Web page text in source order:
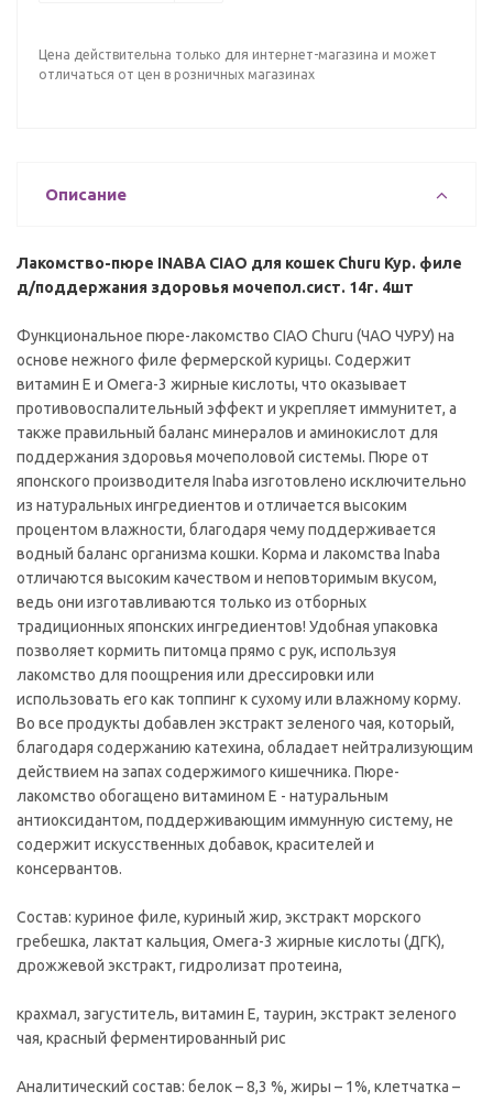
Цена действительна только для интернет-магазина и может
отличаться от цен в розничных магазинах
Описание
Лакомство-пюре INABA CIAO для кошек Churu Кур. филе
д/поддержания здоровья мочепол.сист. 14г. 4шт
Функциональное пюре-лакомство CIAO Churu (ЧАО ЧУРУ) на
основе нежного филе фермерской курицы. Содержит
витамин Е и Омега-3 жирные кислоты, что оказывает
противовоспалительный эффект и укрепляет иммунитет, а
также правильный баланс минералов и аминокислот для
поддержания здоровья мочеполовой системы. Пюре от
японского производителя Inaba изготовлено исключительно
из натуральных ингредиентов и отличается высоким
процентом влажности, благодаря чему поддерживается
водный баланс организма кошки. Корма и лакомства Inaba
отличаются высоким качеством и неповторимым вкусом,
ведь они изготавливаются только из отборных
традиционных японских ингредиентов! Удобная упаковка
позволяет кормить питомца прямо с рук, используя
лакомство для поощрения или дрессировки или
использовать его как топпинг к сухому или влажному корму.
Во все продукты добавлен экстракт зеленого чая, который,
благодаря содержанию катехина, обладает нейтрализующим
действием на запах содержимого кишечника. Пюре-
лакомство обогащено витамином Е - натуральным
антиоксидантом, поддерживающим иммунную систему, не
содержит искусственных добавок, красителей и
консервантов.
Состав: куриное филе, куриный жир, экстракт морского
гребешка, лактат кальция, Омега-3 жирные кислоты (ДГК),
дрожжевой экстракт, гидролизат протеина,
крахмал, загуститель, витамин Е, таурин, экстракт зеленого
чая, красный ферментированный рис
Аналитический состав: белок – 8,3 %, жиры – 1%, клетчатка –